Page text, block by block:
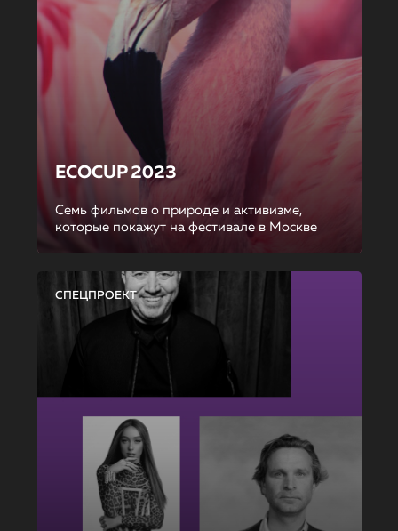
ECOCUP 2023
Семь фильмов о природе и активизме,
которые покажут на фестивале в Москве
СПЕЦПРОЕКТ